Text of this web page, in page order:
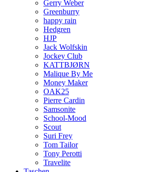
Gerry Weber
Greenburry
happy rain
Hedgren
HJP
Jack Wolfskin
Jockey Club
KATTBJØRN
Malique By Me
Money Maker
OAK25
Pierre Cardin
Samsonite
School-Mood
Scout
Suri Frey
Tom Tailor
Tony Perotti
Travelite